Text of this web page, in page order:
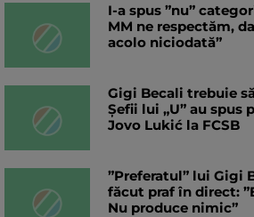
I-a spus ”nu”
MM ne respectăm,
acolo niciodată”
Gigi Becali trebuie
Șefii lui „U” au spus
Jovo Lukić la FCSB
”Preferatul” lui Gigi
făcut praf în direct:
Nu produce nimic”